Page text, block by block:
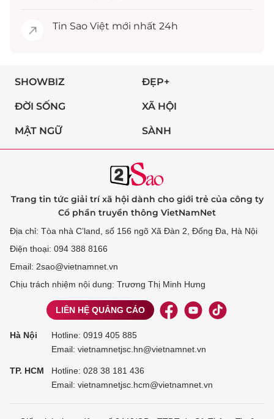
Tin Sao Việt mới nhất 24h
SHOWBIZ ĐẸP+
ĐỜI SỐNG XÃ HỘI
MẬT NGỮ SÀNH
Trang tin tức giải trí xã hội dành cho giới trẻ của công ty
Cổ phần truyền thông VietNamNet
Địa chỉ: Tòa nhà C’land, số 156 ngõ Xã Đàn 2, Đống Đa, Hà Nội
Điện thoại: 094 388 8166
Email: 2sao@vietnamnet.vn
Chịu trách nhiệm nội dung: Trương Thị Minh Hưng
LIÊN HỆ QUẢNG CÁO
Hà Nội Hotline: 0919 405 885
Email: vietnamnetjsc.hn@vietnamnet.vn
TP. HCM Hotline: 028 38 181 436
Email: vietnamnetjsc.hcm@vietnamnet.vn